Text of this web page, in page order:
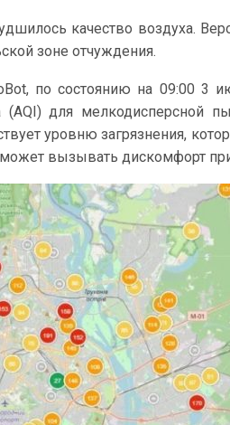
качество воздуха.
зоне отчуждения.
по состоянию на 09:00 3
(AQI) для мелкодисперсной
уровню загрязнения,
вызывать дискомфорт